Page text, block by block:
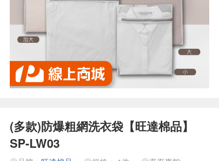
(多款)防爆粗網洗衣袋【旺達棉品】
SP-LW03